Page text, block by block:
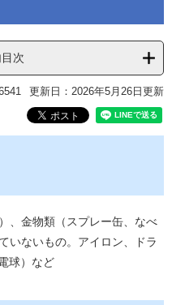
次
更新日：2026年5月26日更新
、金物類（スプレー缶、なべ
いないもの。アイロン、ドラ
球）など